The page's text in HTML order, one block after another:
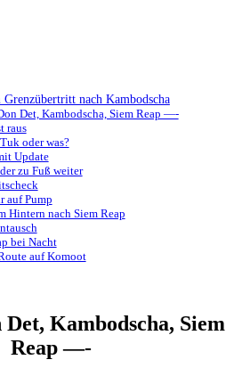
nach Kambodscha
Det, Kambodscha, Siem Reap —-
raus
oder was?
Update
zu Fuß weiter
auf Pump
Hintern nach Siem Reap
bei Nacht
auf Komoot
Kambodscha, Siem
Reap —-